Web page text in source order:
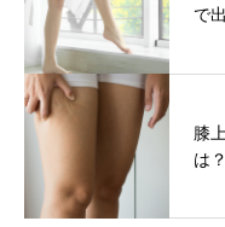
で
膝
は